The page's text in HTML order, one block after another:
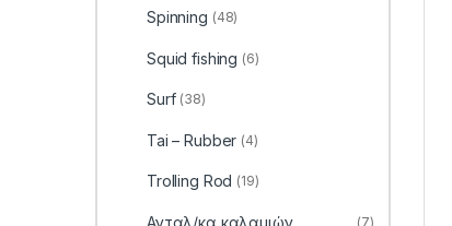
Spinning (48)
Squid fishing (6)
Surf (38)
Tai – Rubber (4)
Trolling Rod (19)
Ανταλ/κα καλαμιών
(7)